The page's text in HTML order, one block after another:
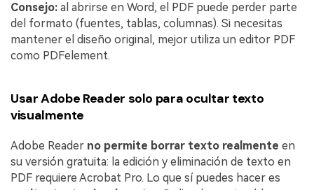
Consejo: al abrirse en Word, el PDF puede perder parte
del formato (fuentes, tablas, columnas). Si necesitas
mantener el diseño original, mejor utiliza un editor PDF
como PDFelement.
Usar Adobe Reader solo para ocultar texto
visualmente
Adobe Reader no permite borrar texto realmente en
su versión gratuita: la edición y eliminación de texto en
PDF requiere Acrobat Pro. Lo que sí puedes hacer es